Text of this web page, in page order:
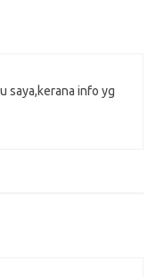
saya,kerana info yg